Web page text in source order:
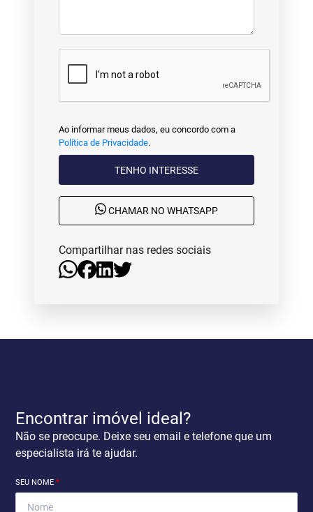
Ao informar meus dados, eu concordo com a
Política de Privacidade.
TENHO INTERESSE
CHAMAR NO WHATSAPP
Compartilhar nas redes sociais
Encontrar imóvel ideal?
Não se preocupe. Deixe seu email e telefone que um
especialista irá te ajudar.
SEU NOME*